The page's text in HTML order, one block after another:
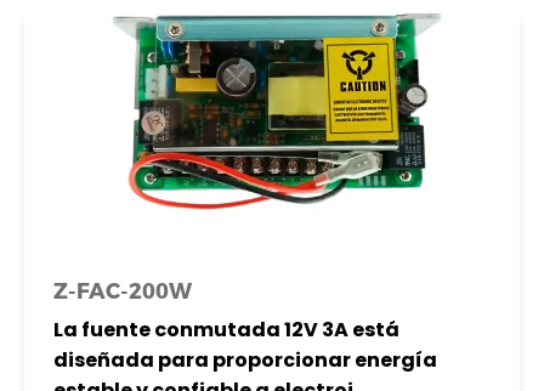
Z-FAC-200W
La fuente conmutada 12V 3A está
diseñada para proporcionar energía